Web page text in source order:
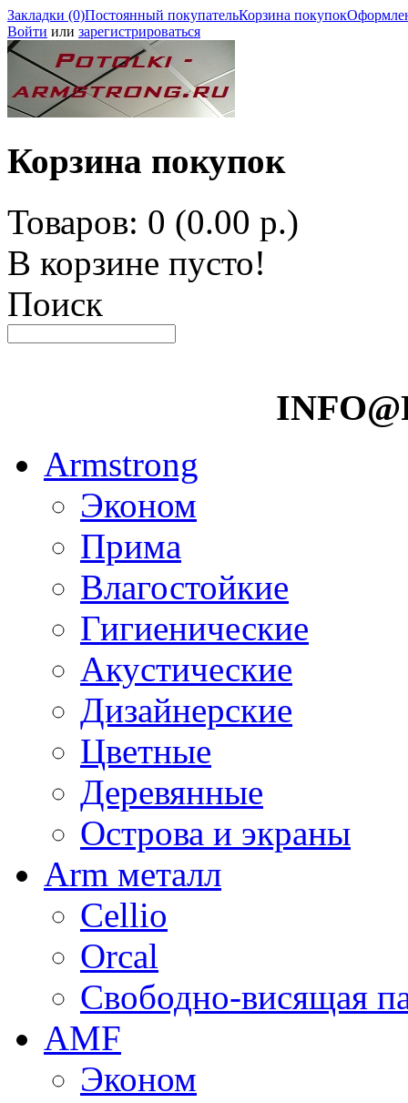
Закладки (0)Постоянный покупательКорзина покупок
Войти или зарегистрироваться
Корзина покупок
Товаров: 0 (0.00 р.)
В корзине пусто!
Поиск
Armstrong
Эконом
Прима
Влагостойкие
Гигиенические
Акустические
Дизайнерские
Цветные
Деревянные
Острова и экраны
Arm металл
Cellio
Orcal
Свободно-висящая
AMF
Эконом